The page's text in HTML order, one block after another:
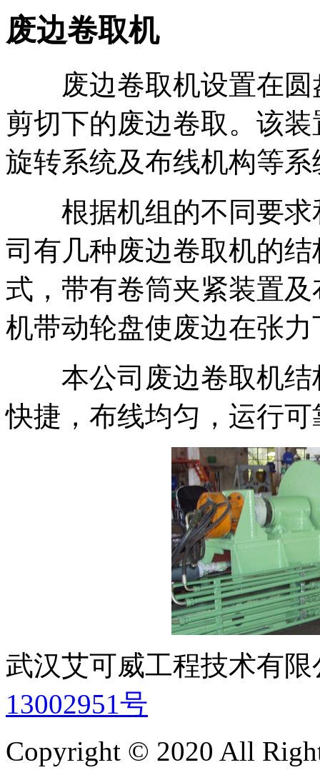
废边卷取机
废边卷取机设置在圆
剪切下的废边卷取。该
旋转系统及布线机构等
根据机组的不同要求
司有几种废边卷取机的
式，带有卷筒夹紧装置
机带动轮盘使废边在张
本公司废边卷取机结
快捷，布线均匀，运行
武汉艾可威工程技术有
13002951号
Copyright © 2020 All